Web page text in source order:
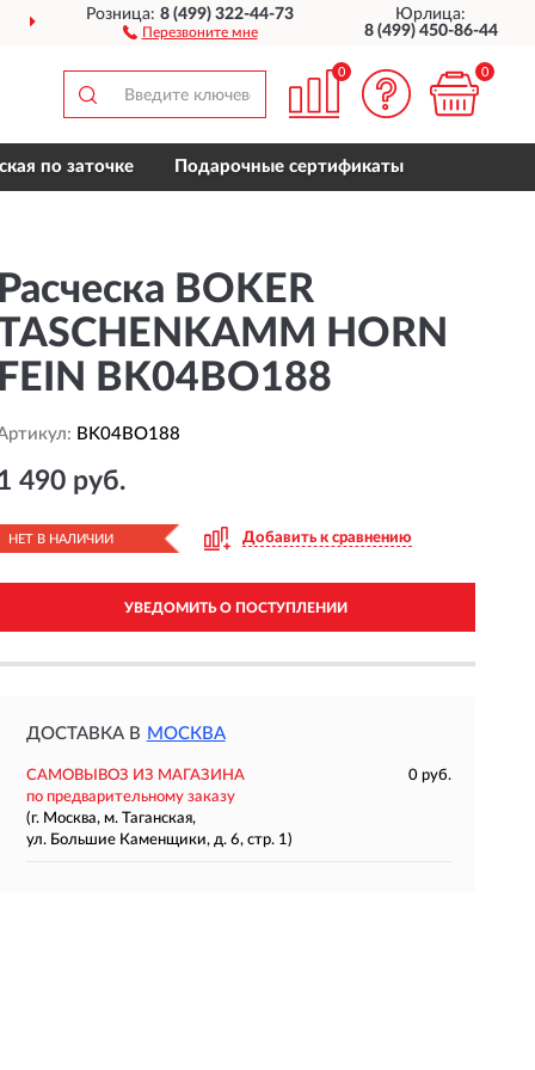
ДОСТАВИМ ПО ВСЕЙ РОССИИ
Розница:8 (499) 322-44-73
Перезвоните мне
Юрлица:
8 (499) 450-86-44
0 0
по заточке Подарочные сертификаты
Расческа BOKER
HORN
FEIN BK04BO188
BK04BO188
490 руб.
НЕТ В НАЛИЧИИ Добавить к сравнению
УВЕДОМИТЬ О ПОСТУПЛЕНИИ
ДОСТАВКА В МОСКВА
САМОВЫВОЗ ИЗ МАГАЗИНА
0 руб.
по предварительному заказу
(г. Москва, м. Таганская,
ул. Большие Каменщики, д. 6, стр. 1)